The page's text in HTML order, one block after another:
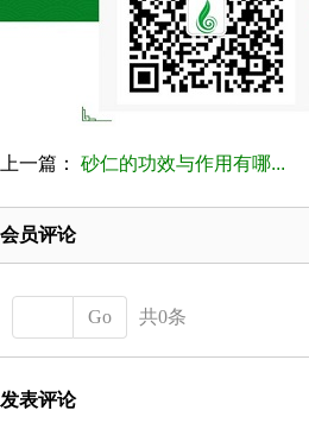
上一篇： 砂仁的功效与作用有哪...
会员评论
Go 共0条
发表评论